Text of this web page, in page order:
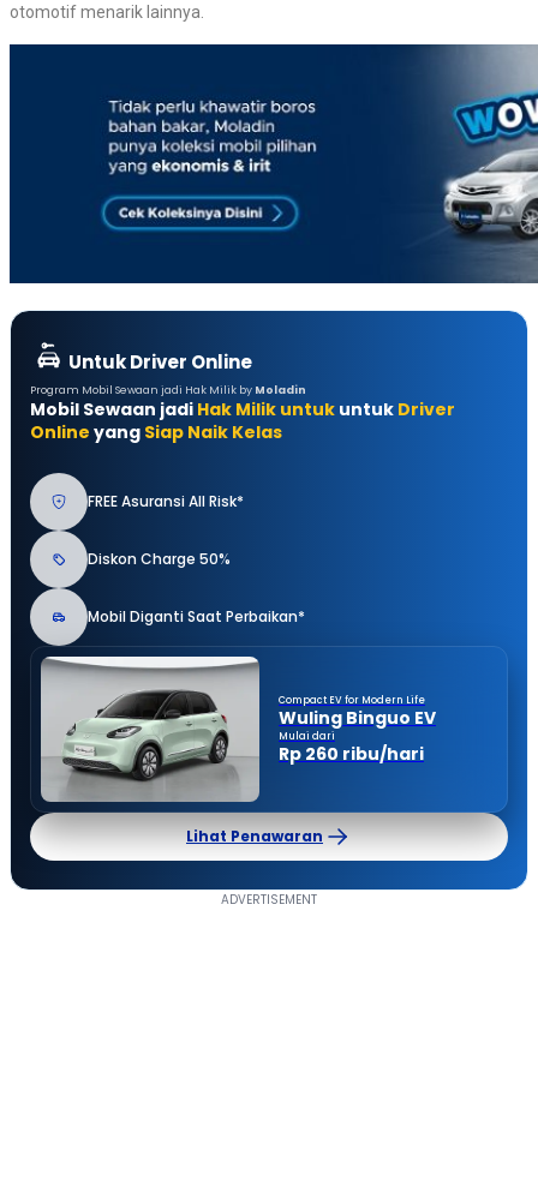
otomotif menarik lainnya.
Untuk Driver Online
Program Mobil Sewaan jadi Hak Milik by Moladin
Mobil Sewaan jadi Hak Milik untuk untuk Driver
Online yang Siap Naik Kelas
FREE Asuransi All Risk*
Diskon Charge 50%
Mobil Diganti Saat Perbaikan*
Compact EV for Modern Life
Wuling Binguo EV
Mulai dari
Rp 260 ribu/hari
Lihat Penawaran